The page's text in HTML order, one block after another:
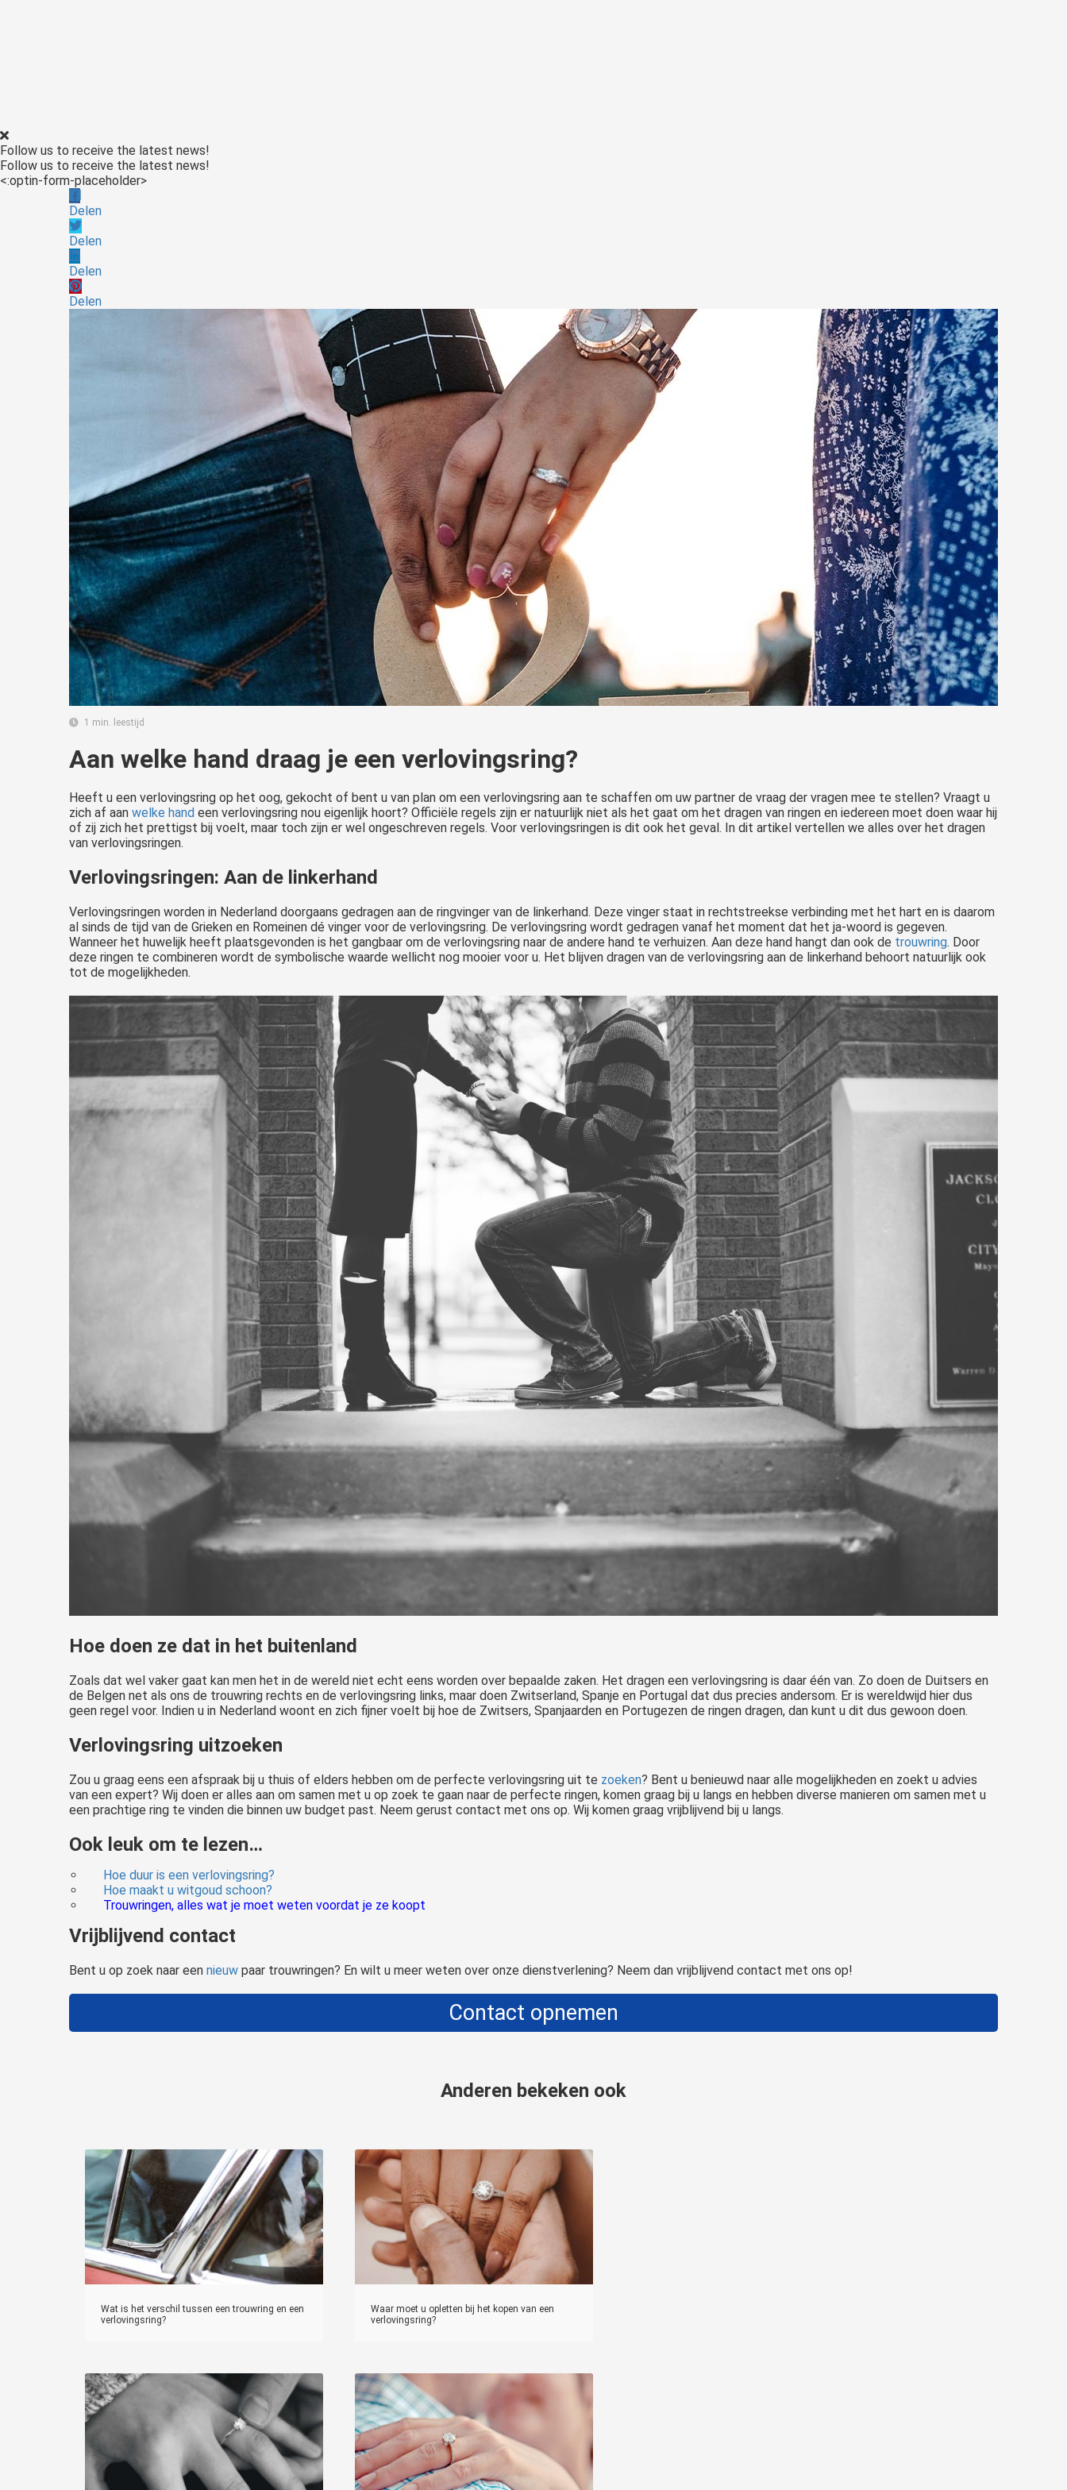
Follow us to receive the latest news!
Follow us to receive the latest news!
<:optin-form-placeholder>
Delen
Delen
Delen
Delen
1 min. leestijd
Aan welke hand draag je een verlovingsring?
Heeft u een verlovingsring op het oog, gekocht of bent u van plan om een verlovingsring aan te schaffen om uw partner de vraag der vragen mee te stellen? Vraagt u
zich af aan welke hand een verlovingsring nou eigenlijk hoort? Officiële regels zijn er natuurlijk niet als het gaat om het dragen van ringen en iedereen moet doen waar hij
of zij zich het prettigst bij voelt, maar toch zijn er wel ongeschreven regels. Voor verlovingsringen is dit ook het geval. In dit artikel vertellen we alles over het dragen
van verlovingsringen.
Verlovingsringen: Aan de linkerhand
Verlovingsringen worden in Nederland doorgaans gedragen aan de ringvinger van de linkerhand. Deze vinger staat in rechtstreekse verbinding met het hart en is daarom
al sinds de tijd van de Grieken en Romeinen dé vinger voor de verlovingsring. De verlovingsring wordt gedragen vanaf het moment dat het ja-woord is gegeven.
Wanneer het huwelijk heeft plaatsgevonden is het gangbaar om de verlovingsring naar de andere hand te verhuizen. Aan deze hand hangt dan ook de trouwring. Door
deze ringen te combineren wordt de symbolische waarde wellicht nog mooier voor u. Het blijven dragen van de verlovingsring aan de linkerhand behoort natuurlijk ook
tot de mogelijkheden.
Hoe doen ze dat in het buitenland
Zoals dat wel vaker gaat kan men het in de wereld niet echt eens worden over bepaalde zaken. Het dragen een verlovingsring is daar één van. Zo doen de Duitsers en
de Belgen net als ons de trouwring rechts en de verlovingsring links, maar doen Zwitserland, Spanje en Portugal dat dus precies andersom. Er is wereldwijd hier dus
geen regel voor. Indien u in Nederland woont en zich fijner voelt bij hoe de Zwitsers, Spanjaarden en Portugezen de ringen dragen, dan kunt u dit dus gewoon doen.
Verlovingsring uitzoeken
Zou u graag eens een afspraak bij u thuis of elders hebben om de perfecte verlovingsring uit te zoeken? Bent u benieuwd naar alle mogelijkheden en zoekt u advies
van een expert? Wij doen er alles aan om samen met u op zoek te gaan naar de perfecte ringen, komen graag bij u langs en hebben diverse manieren om samen met u
een prachtige ring te vinden die binnen uw budget past. Neem gerust contact met ons op. Wij komen graag vrijblijvend bij u langs.
Ook leuk om te lezen…
Hoe duur is een verlovingsring?
Hoe maakt u witgoud schoon?
Trouwringen, alles wat je moet weten voordat je ze koopt
Vrijblijvend contact
Bent u op zoek naar een nieuw paar trouwringen? En wilt u meer weten over onze dienstverlening? Neem dan vrijblijvend contact met ons op!
Contact opnemen
Anderen bekeken ook
Wat is het verschil tussen een trouwring en een
verlovingsring?
Waar moet u opletten bij het kopen van een
verlovingsring?